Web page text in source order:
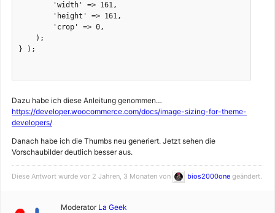
        'width' => 161,
        'height' => 161,
        'crop' => 0,
    );
} );
Dazu habe ich diese Anleitung genommen…
https://developer.woocommerce.com/docs/image-sizing-for-theme-
developers/
Danach habe ich die Thumbs neu generiert. Jetzt sehen die
Vorschaubilder deutlich besser aus.
Diese Antwort wurde vor 2 Jahren, 3 Monaten von bios2000one geändert.
Moderator La Geek